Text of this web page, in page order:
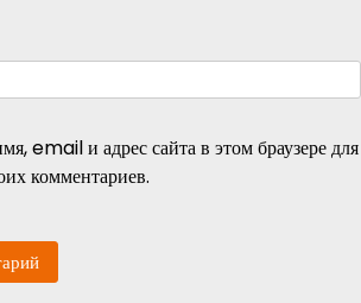
email и адрес сайта в этом браузере для
комментариев.